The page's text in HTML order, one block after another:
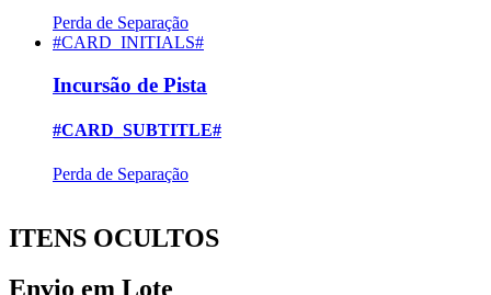
Perda de Separação
#CARD_INITIALS#
Incursão de Pista
#CARD_SUBTITLE#
Perda de Separação
ITENS OCULTOS
Envio em Lote